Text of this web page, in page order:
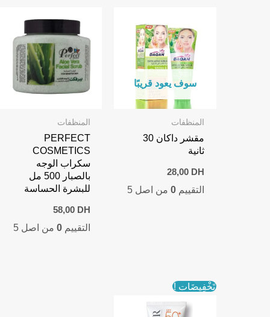
سوف يعود قريبًا
المنظفات
مقشر داكان 30
ثانية
28,00 DH
التقييم 0من اصل 5
المنظفات
PERFECT
COSMETICS
سكراب الوجه
بالصبار 500 مل
للبشرة الحساسة
58,00 DH
التقييم0 من اصل 5
تَخْفِيضَات !